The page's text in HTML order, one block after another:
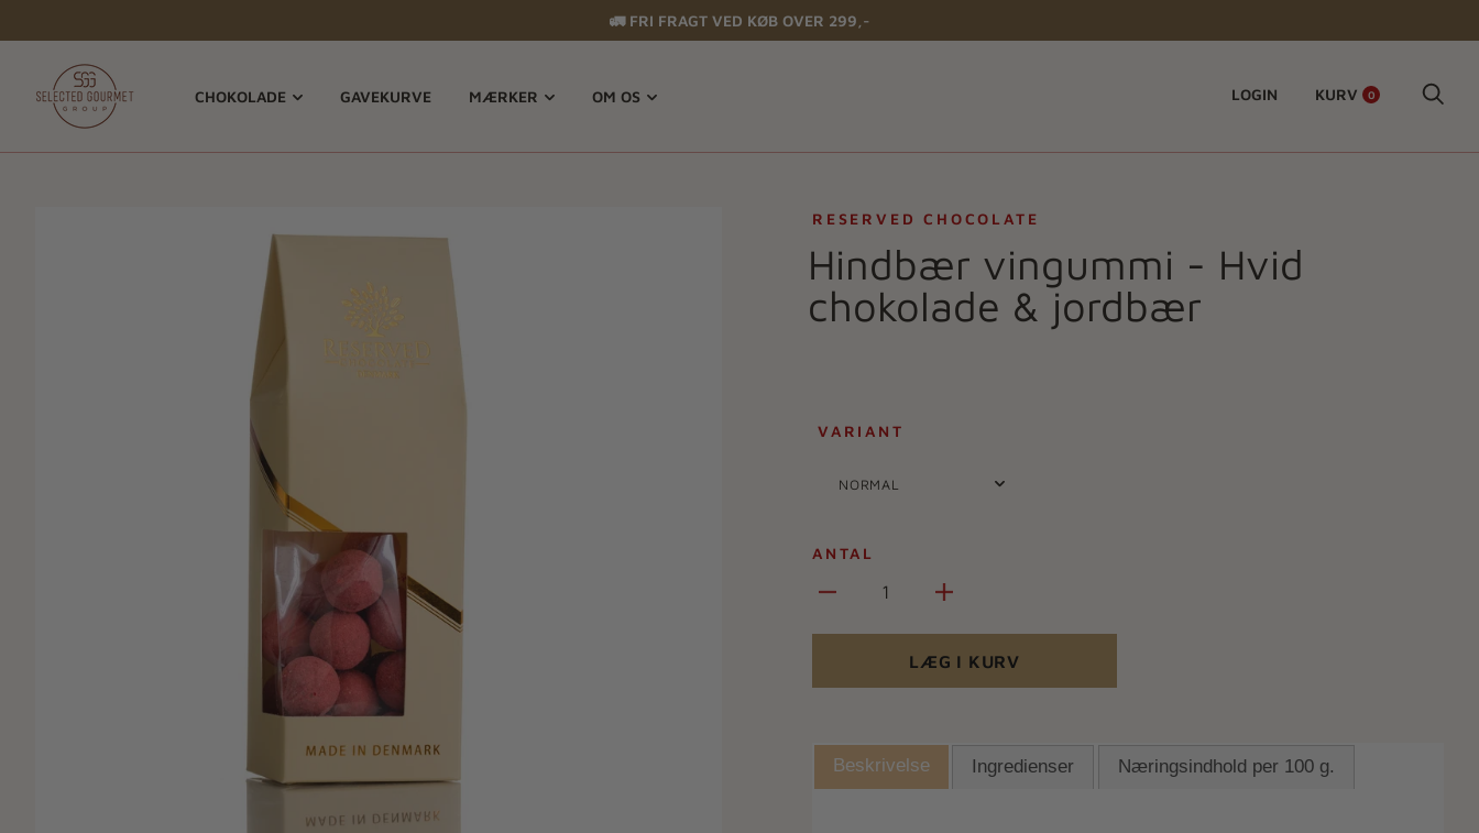
🚛 FRI FRAGT VED KØB OVER 299,-
CHOKOLADE GAVEKURVE MÆRKER OM OS LOGIN KURV 0
RESERVED CHOCOLATE
Hindbær vingummi - Hvid
chokolade & jordbær
VARIANT
ANTAL
1
LÆG I KURV
Beskrivelse Ingredienser Næringsindhold per 100 g.